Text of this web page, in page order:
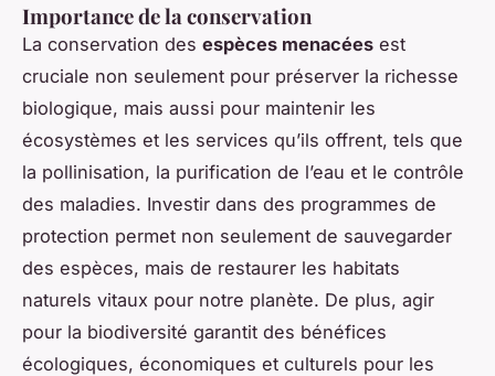
Importance de la conservation
La conservation des espèces menacées est
cruciale non seulement pour préserver la richesse
biologique, mais aussi pour maintenir les
écosystèmes et les services qu’ils offrent, tels que
la pollinisation, la purification de l’eau et le contrôle
des maladies. Investir dans des programmes de
protection permet non seulement de sauvegarder
des espèces, mais de restaurer les habitats
naturels vitaux pour notre planète. De plus, agir
pour la biodiversité garantit des bénéfices
écologiques, économiques et culturels pour les